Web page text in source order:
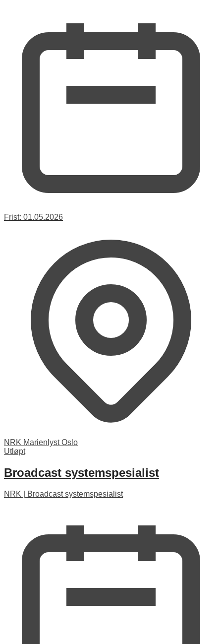
Frist: 01.05.2026
NRK Marienlyst Oslo
Utløpt
Broadcast systemspesialist
NRK Broadcast systemspesialist